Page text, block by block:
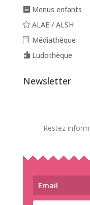
Menus enfants
ALAE / ALSH
Médiathèque
Ludothèque
Newsletter
Restez